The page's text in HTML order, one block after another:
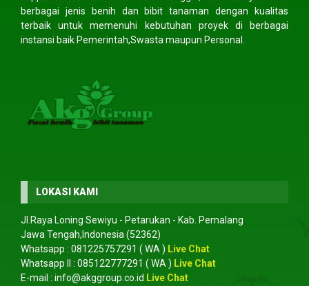
berbagai jenis benih dan bibit tanaman dengan kualitas
terbaik untuk memenuhi kebutuhan proyek di berbagai
instansi baik Pemerintah,Swasta maupun Personal.
LOKASI KAMI
Jl.Raya Loning Sewiyu - Petarukan - Kab. Pemalang
Jawa Tengah,Indonesia (52362)
Whatsapp : 081225757291 ( WA ) Live Chat
Whatsapp II : 085122777291 ( WA ) Live Chat
E-mail : info@akggroup.co.id Live Chat